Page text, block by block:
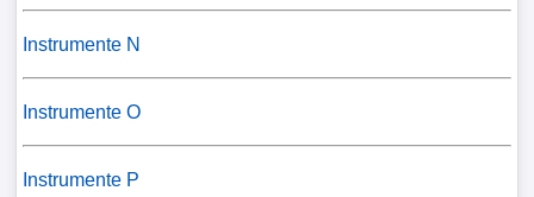
Instrumente N
Instrumente O
Instrumente P